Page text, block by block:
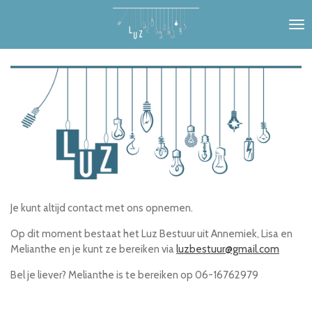
hoofdinhoud
Je kunt altijd contact met ons opnemen.
Op dit moment bestaat het Luz Bestuur uit Annemiek, Lisa en
Melianthe en je kunt ze bereiken vialuzbestuur@gmail.com
Bel je liever? Melianthe is te bereiken op 06-16762979